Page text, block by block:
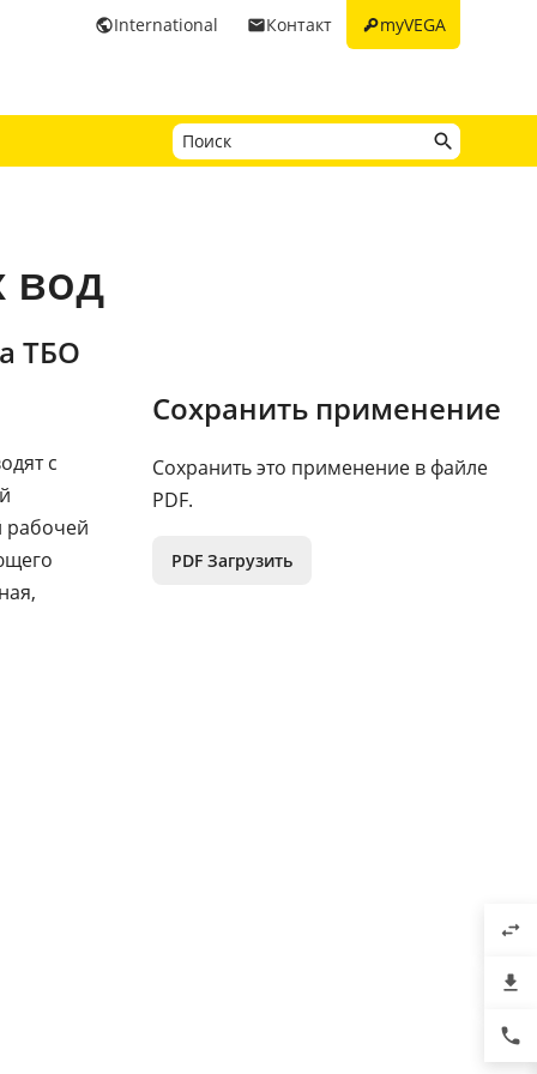
keymyVEGA
emailКонтакт
publicInternational
вод
ТБО
с
рабочей
Сохранить применение
Сохранить это применение в файле
PDF.
PDF Загрузить
swap_horiz
file_download
phone